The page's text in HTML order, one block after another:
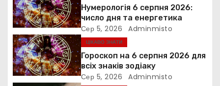
з
а
п
и
Нумерологія 6 серпня 2026:
число дня та енергетика
Сер 5, 2026 Adminmisto
ЦІКАВО ЗНАТИ
Гороскоп на 6 серпня 2026 для
всіх знаків зодіаку
Сер 5, 2026 Adminmisto